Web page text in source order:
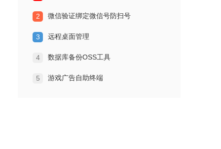
2 微信验证绑定微信号防扫号
3 远程桌面管理
4 数据库备份OSS工具
5 游戏广告自助终端